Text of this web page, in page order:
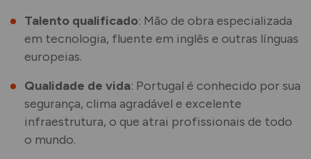
Talento qualificado: Mão de obra especializada
em tecnologia, fluente em inglês e outras línguas
europeias.
Qualidade de vida: Portugal é conhecido por sua
segurança, clima agradável e excelente
infraestrutura, o que atrai profissionais de todo
o mundo.